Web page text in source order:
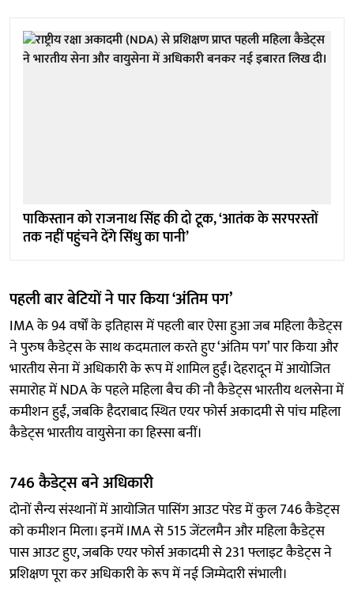
पाकिस्तान को राजनाथ सिंह की दो टूक, ‘आतंक के सरपरस्तों
तक नहीं पहुंचने देंगे सिंधु का पानी’
पहली बार बेटियों ने पार किया ‘अंतिम पग’
IMA के 94 वर्षों के इतिहास में पहली बार ऐसा हुआ जब महिला कैडेट्स
ने पुरुष कैडेट्स के साथ कदमताल करते हुए ‘अंतिम पग’ पार किया और
भारतीय सेना में अधिकारी के रूप में शामिल हुईं। देहरादून में आयोजित
समारोह में NDA के पहले महिला बैच की नौ कैडेट्स भारतीय थलसेना में
कमीशन हुईं, जबकि हैदराबाद स्थित एयर फोर्स अकादमी से पांच महिला
कैडेट्स भारतीय वायुसेना का हिस्सा बनीं।
746 कैडेट्स बने अधिकारी
दोनों सैन्य संस्थानों में आयोजित पासिंग आउट परेड में कुल 746 कैडेट्स
को कमीशन मिला। इनमें IMA से 515 जेंटलमैन और महिला कैडेट्स
पास आउट हुए, जबकि एयर फोर्स अकादमी से 231 फ्लाइट कैडेट्स ने
प्रशिक्षण पूरा कर अधिकारी के रूप में नई जिम्मेदारी संभाली।